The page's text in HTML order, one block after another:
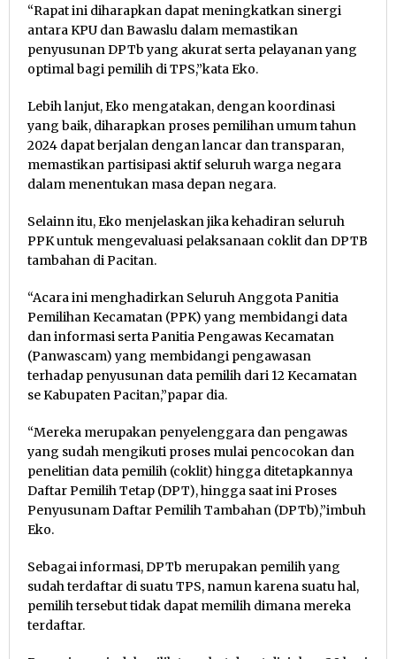
“Rapat ini diharapkan dapat meningkatkan sinergi
antara KPU dan Bawaslu dalam memastikan
penyusunan DPTb yang akurat serta pelayanan yang
optimal bagi pemilih di TPS,”kata Eko.
Lebih lanjut, Eko mengatakan, dengan koordinasi
yang baik, diharapkan proses pemilihan umum tahun
2024 dapat berjalan dengan lancar dan transparan,
memastikan partisipasi aktif seluruh warga negara
dalam menentukan masa depan negara.
Selainn itu, Eko menjelaskan jika kehadiran seluruh
PPK untuk mengevaluasi pelaksanaan coklit dan DPTB
tambahan di Pacitan.
“Acara ini menghadirkan Seluruh Anggota Panitia
Pemilihan Kecamatan (PPK) yang membidangi data
dan informasi serta Panitia Pengawas Kecamatan
(Panwascam) yang membidangi pengawasan
terhadap penyusunan data pemilih dari 12 Kecamatan
se Kabupaten Pacitan,”papar dia.
“Mereka merupakan penyelenggara dan pengawas
yang sudah mengikuti proses mulai pencocokan dan
penelitian data pemilih (coklit) hingga ditetapkannya
Daftar Pemilih Tetap (DPT), hingga saat ini Proses
Penyusunam Daftar Pemilih Tambahan (DPTb),”imbuh
Eko.
Sebagai informasi, DPTb merupakan pemilih yang
sudah terdaftar di suatu TPS, namun karena suatu hal,
pemilih tersebut tidak dapat memilih dimana mereka
terdaftar.